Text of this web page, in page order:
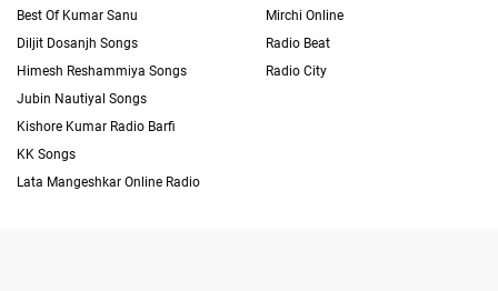
Best Of Kumar Sanu
Diljit Dosanjh Songs
Himesh Reshammiya Songs
Jubin Nautiyal Songs
Kishore Kumar Radio Barfi
KK Songs
Lata Mangeshkar Online Radio
Mirchi Online
Radio Beat
Radio City